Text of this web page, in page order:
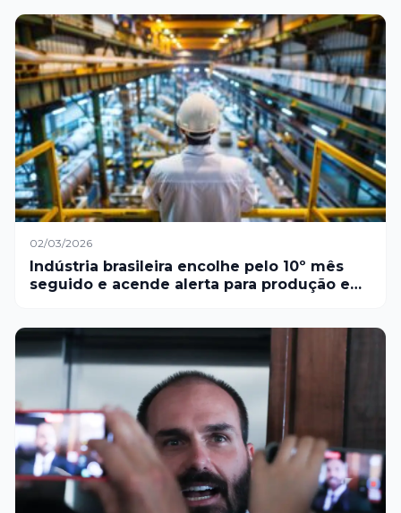
02/03/2026
Indústria brasileira encolhe pelo 10º mês
seguido e acende alerta para produção e